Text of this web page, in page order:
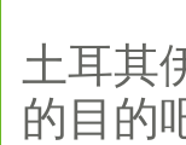
土耳其
的目的